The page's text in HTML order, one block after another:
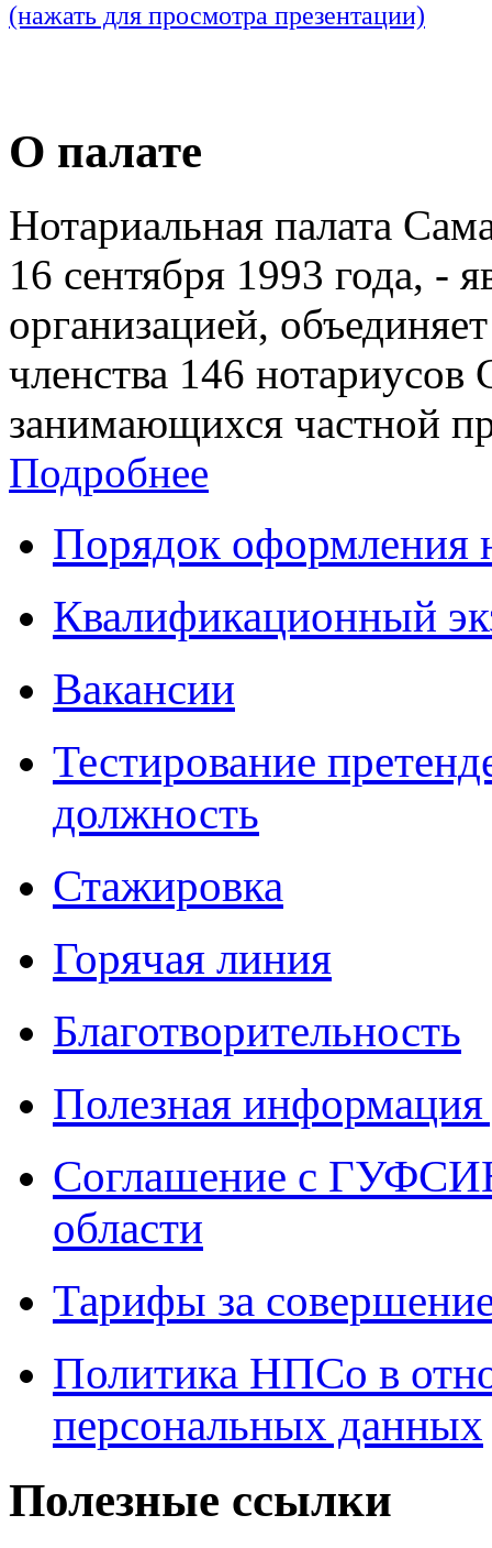
(нажать для просмотра презентации)
О палате
Нотариальная палата
16 сентября 1993 года, -
организацией,
членства 146 нотариусов
занимающихся частной
Подробнее
Порядок оформления
Квалификационный
Вакансии
Тестирование
должность
Стажировка
Горячая линия
Благотворительность
Полезная
Соглашение с
области
Тарифы за
Политика НПСо в
персональных данных
Полезные ссылки